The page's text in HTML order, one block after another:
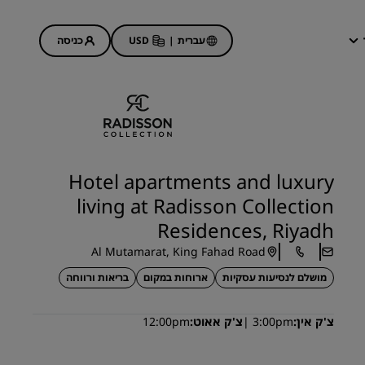
עברית |
USD כניסה
מבצעי מלונות
הפעם הראשונה תמיד הכי טובה
מבצעי היום
הזמן מראש
ראה את החבילות שלנו
Hotel apartments and luxury
living at Radisson Collection
Residences, Riyadh
Al Mutamarat, King Fahad Road
מושלם לנסיעות עסקיות ארוחות במקום בריאות ורווחה
צ'ק אין 3:00pm צ'ק אאוט 12:00pm